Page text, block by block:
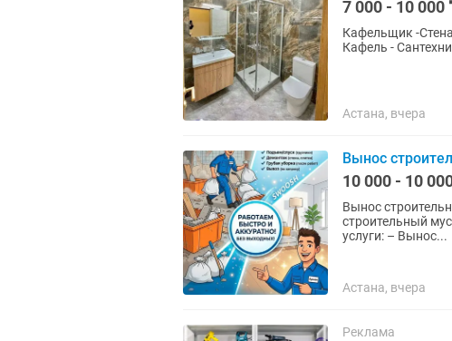
7 000 - 10 000
Кафельщик -Стена
Астана, вчера
Вынос
10 000 - 10
Вынос строительного
строительный
услуги: – Вынос...
Астана, вчера
Реклама